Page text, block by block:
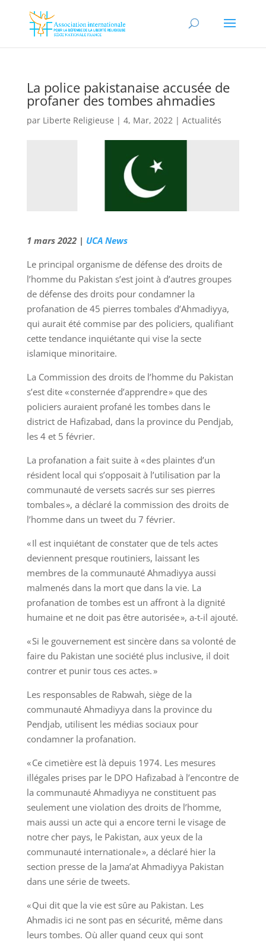
La police pakistanaise accusée de
profaner des tombes ahmadies
par Liberte Religieuse | 4, Mar, 2022| Actualités
1 mars 2022 | UCA News
Le principal organisme de défense des droits de
l’homme du Pakistan s’est joint à d’autres groupes
de défense des droits pour condamner la
profanation de 45 pierres tombales d’Ahmadiyya,
qui aurait été commise par des policiers, qualifiant
cette tendance inquiétante qui vise la secte
islamique minoritaire.
La Commission des droits de l’homme du Pakistan
s’est dite « consternée d’apprendre » que des
policiers auraient profané les tombes dans le
district de Hafizabad, dans la province du Pendjab,
les 4 et 5 février.
La profanation a fait suite à « des plaintes d’un
résident local qui s’opposait à l’utilisation par la
communauté de versets sacrés sur ses pierres
tombales », a déclaré la commission des droits de
l’homme dans un tweet du 7 février.
« Il est inquiétant de constater que de tels actes
deviennent presque routiniers, laissant les
membres de la communauté Ahmadiyya aussi
malmenés dans la mort que dans la vie. La
profanation de tombes est un affront à la dignité
humaine et ne doit pas être autorisée », a-t-il ajouté.
« Si le gouvernement est sincère dans sa volonté de
faire du Pakistan une société plus inclusive, il doit
contrer et punir tous ces actes. »
Les responsables de Rabwah, siège de la
communauté Ahmadiyya dans la province du
Pendjab, utilisent les médias sociaux pour
condamner la profanation.
« Ce cimetière est là depuis 1974. Les mesures
illégales prises par le DPO Hafizabad à l’encontre de
la communauté Ahmadiyya ne constituent pas
seulement une violation des droits de l’homme,
mais aussi un acte qui a encore terni le visage de
notre cher pays, le Pakistan, aux yeux de la
communauté internationale », a déclaré hier la
section presse de la Jama’at Ahmadiyya Pakistan
dans une série de tweets.
« Qui dit que la vie est sûre au Pakistan. Les
Ahmadis ici ne sont pas en sécurité, même dans
leurs tombes. Où aller quand ceux qui sont